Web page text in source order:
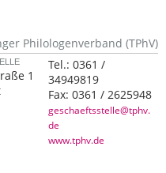
Philologenverband (TPhV)
1
Tel.:0361 /
34949819
Fax:0361 / 2625948
geschaeftsstelle@tphv.
de
www.tphv.de